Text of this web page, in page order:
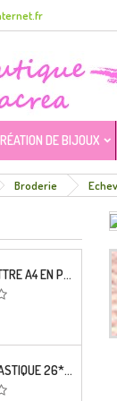
DE BIJOUX
Broderie
POCHOIR LETTRE A4 EN PLASTIQUE MYLAR ALPHABET RUSSIAN 33 MM
POCHOIR PLASTIQUE 26*18CM : ALPHABET (04)